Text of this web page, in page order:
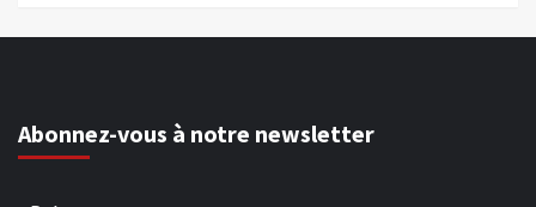
Abonnez-vous à notre newsletter